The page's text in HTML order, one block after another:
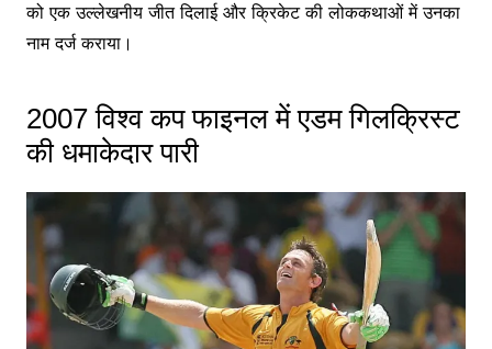
को एक उल्लेखनीय जीत दिलाई और क्रिकेट की लोककथाओं में उनका
नाम दर्ज कराया।
2007 विश्व कप फाइनल में एडम गिलक्रिस्ट
की धमाकेदार पारी